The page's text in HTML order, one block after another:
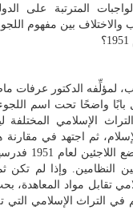
المترتبة على
والاختلاف بين مفهوم
لمؤلِّفه الدكتور
بابًا واضحًا تحت اسم اللجوء
الإسلامي المختلفة
ثم اجتهد في مقارنة
جنيف الدولية
النظامين. وإذا لم
تقابل مواد المعاهدة،
في التراث الإسلامي